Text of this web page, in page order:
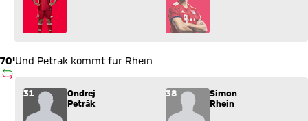
70'
AUSWECHSLUNG
Und Petrak kommt für Rhein
Wechsel: Ondrej Petrák (31) kommt für Simon Rhein (38)
31
Ondrej
Petrák
38
Simon
Rhein